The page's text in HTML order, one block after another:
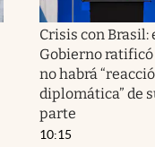
Crisis con Brasil:
Gobierno ratificó
no habrá
diplomática” de
parte
10:15